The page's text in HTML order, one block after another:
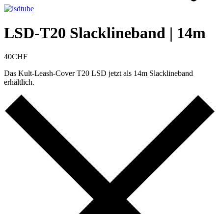
LSD-T20 Slacklineband | 14m
40CHF
Das Kult-Leash-Cover T20 LSD jetzt als 14m Slacklineband
erhältlich.